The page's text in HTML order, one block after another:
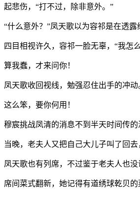
起悲伤，“打不过，除非意外。”
“什么意外？”凤天歌以为容祁是在透露
四目相视许久，容祁一脸无辜，“我怎
算我蠢，才来问你！
凤天歌收回视线，勉强忍住出手的冲动
这么笨，要你何用！
穆宸挑战凤清的消息不到半天时间传
当晚，老夫人又把自己大儿子叫了回
凤天歌也有列席，不过鉴于老夫人也没
席间菜式翻新，她记得有道绣球乾贝的